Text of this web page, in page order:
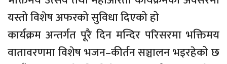
यस्तो विशेष अफरको सुविधा दिएको हो
कार्यक्रम अन्तर्गत पूरै दिन मन्दिर परिसरमा भक्तिमय
वातावरणमा विशेष भजन–कीर्तन सञ्चालन भइरहेको छ